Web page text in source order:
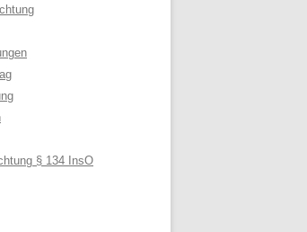
§ 134 InsO